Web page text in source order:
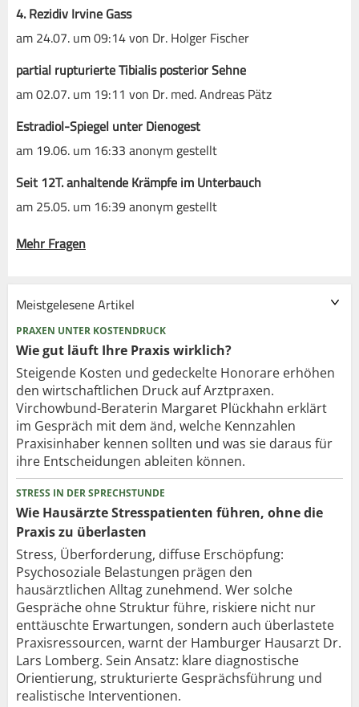
4. Rezidiv Irvine Gass
am 24.07. um 09:14 von Dr. Holger Fischer
partial rupturierte Tibialis posterior Sehne
am 02.07. um 19:11 von Dr. med. Andreas Pätz
Estradiol-Spiegel unter Dienogest
am 19.06. um 16:33 anonym gestellt
Seit 12T. anhaltende Krämpfe im Unterbauch
am 25.05. um 16:39 anonym gestellt
Mehr Fragen
Meistgelesene Artikel
PRAXEN UNTER KOSTENDRUCK
Wie gut läuft Ihre Praxis wirklich?
Steigende Kosten und gedeckelte Honorare erhöhen
den wirtschaftlichen Druck auf Arztpraxen.
Virchowbund-Beraterin Margaret Plückhahn erklärt
im Gespräch mit dem änd, welche Kennzahlen
Praxisinhaber kennen sollten und was sie daraus für
ihre Entscheidungen ableiten können.
STRESS IN DER SPRECHSTUNDE
Wie Hausärzte Stresspatienten führen, ohne die
Praxis zu überlasten
Stress, Überforderung, diffuse Erschöpfung:
Psychosoziale Belastungen prägen den
hausärztlichen Alltag zunehmend. Wer solche
Gespräche ohne Struktur führe, riskiere nicht nur
enttäuschte Erwartungen, sondern auch überlastete
Praxisressourcen, warnt der Hamburger Hausarzt Dr.
Lars Lomberg. Sein Ansatz: klare diagnostische
Orientierung, strukturierte Gesprächsführung und
realistische Interventionen.